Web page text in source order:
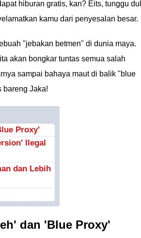
hiburan gratis, kan? Eits, tunggu
kamu dari penyesalan besar.
"jebakan betmen" di dunia maya.
akan bongkar tuntas semua salah
sampai bahaya maut di balik "blue
bareng Jaka!
Proxy'
Ilegal
dan Lebih
dan 'Blue Proxy'